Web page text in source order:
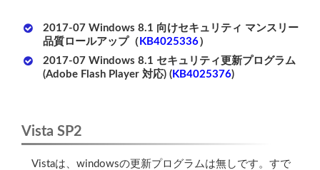
2017-07 Windows 8.1 向けセキュリティ マンスリー
品質ロールアップ（ KB4025336）
2017-07 Windows 8.1 セキュリティ更新プログラム
(Adobe Flash Player 対応) ( KB4025376)
Vista SP2
Vistaは、windowsの更新プログラムは無しです。すで